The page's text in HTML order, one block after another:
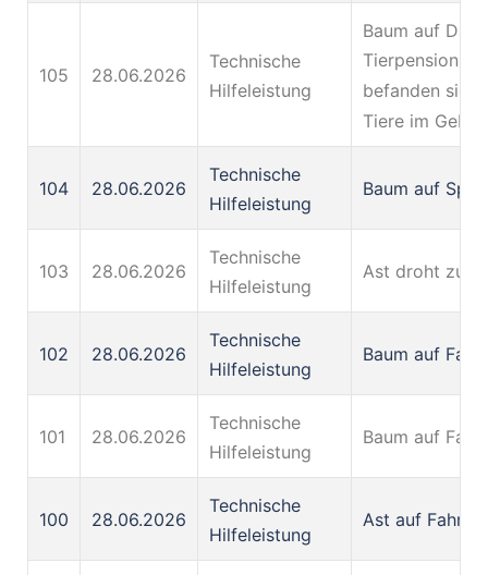
105 28.06.2026
Technische
Hilfeleistung
Baum auf
Tierpension
befanden sich
Tiere im
104 28.06.2026
Technische
Hilfeleistung
Baum auf
103 28.06.2026
Technische
Hilfeleistung
Ast droht zu
102 28.06.2026
Technische
Hilfeleistung
Baum auf
101 28.06.2026
Technische
Hilfeleistung
Baum auf
100 28.06.2026
Technische
Hilfeleistung
Ast auf